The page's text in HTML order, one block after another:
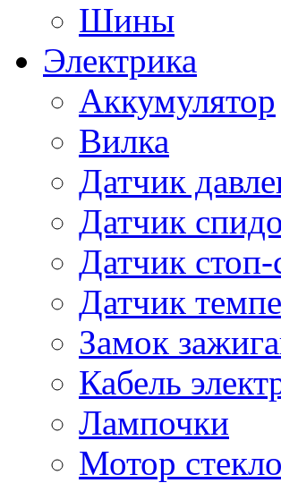
Шины
Электрика
Аккумулятор
Вилка
Датчик
Датчик
Датчик стоп-
Датчик
Замок
Кабель
Лампочки
Мотор